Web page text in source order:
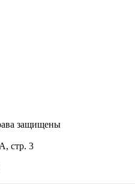
защищены
стр. 3